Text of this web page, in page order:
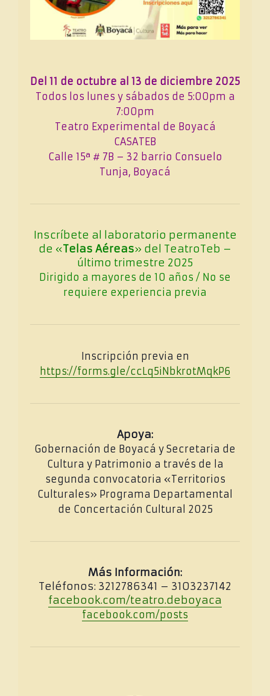
Del 11 de octubre al 13 de diciembre 2025
Todos los lunes y sábados de 5:00pm a
7:00pm
Teatro Experimental de Boyacá
CASATEB
Calle 15ª # 7B – 32 barrio Consuelo
Tunja, Boyacá
Inscríbete al laboratorio permanente
de «Telas Aéreas» del TeatroTeb –
último trimestre 2025
Dirigido a mayores de 10 años / No se
requiere experiencia previa
Inscripción previa en
https://forms.gle/ccLq5iNbkrotMqkP6
Apoya:
Gobernación de Boyacá y Secretaria de
Cultura y Patrimonio a través de la
segunda convocatoria «Territorios
Culturales» Programa Departamental
de Concertación Cultural 2025
Más Información:
Teléfonos: 3212786341 – 3103237142
facebook.com/teatro.deboyaca
facebook.com/posts